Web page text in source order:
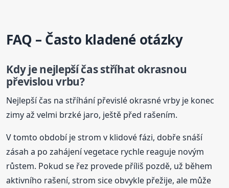
FAQ – Často kladené otázky
Kdy je nejlepší čas stříhat okrasnou
převislouvrbu?
Nejlepší čas na stříhání převislé okrasné vrby je konec
zimy až velmi brzké jaro, ještě před rašením.
V tomto období je strom v klidové fázi, dobře snáší
zásah a po zahájení vegetace rychle reaguje novým
růstem. Pokud se řez provede příliš pozdě, už během
aktivního rašení, strom sice obvykle přežije, ale může